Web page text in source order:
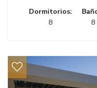
Dormitorios:
8
8